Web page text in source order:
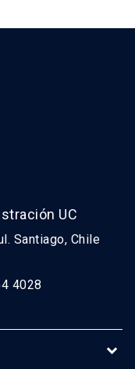
UC
Santiago, Chile
4028